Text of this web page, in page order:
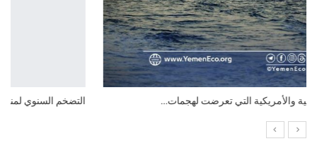
التضخم السنوي لمنطقة اليورو.. “إنفوجرافيك“..!